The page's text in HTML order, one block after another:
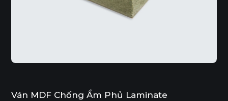
Ván MDF Chống Ẩm Phủ Laminate